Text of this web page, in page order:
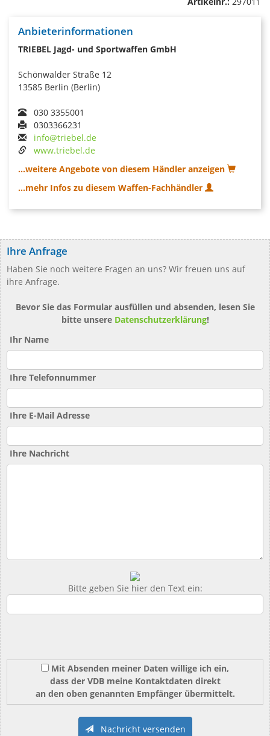
Anbieterinformationen
TRIEBEL Jagd- und Sportwaffen GmbH
Schönwalder Straße 12
13585 Berlin (Berlin)
030 3355001
0303366231
info@triebel.de
www.triebel.de
...weitere Angebote von diesem Händler anzeigen
...mehr Infos zu diesem Waffen-Fachhändler
Ihre Anfrage
Haben Sie noch weitere Fragen an uns? Wir freuen uns auf
ihre Anfrage.
Bevor Sie das Formular ausfüllen und absenden, lesen Sie
bitte unsere Datenschutzerklärung!
Ihr Name
Ihre Telefonnummer
Ihre E-Mail Adresse
Ihre Nachricht
Bitte geben Sie hier den Text ein:
Mit Absenden meiner Daten willige ich ein,
dass der VDB meine Kontaktdaten direkt
an den oben genannten Empfänger übermittelt.
Nachricht versenden